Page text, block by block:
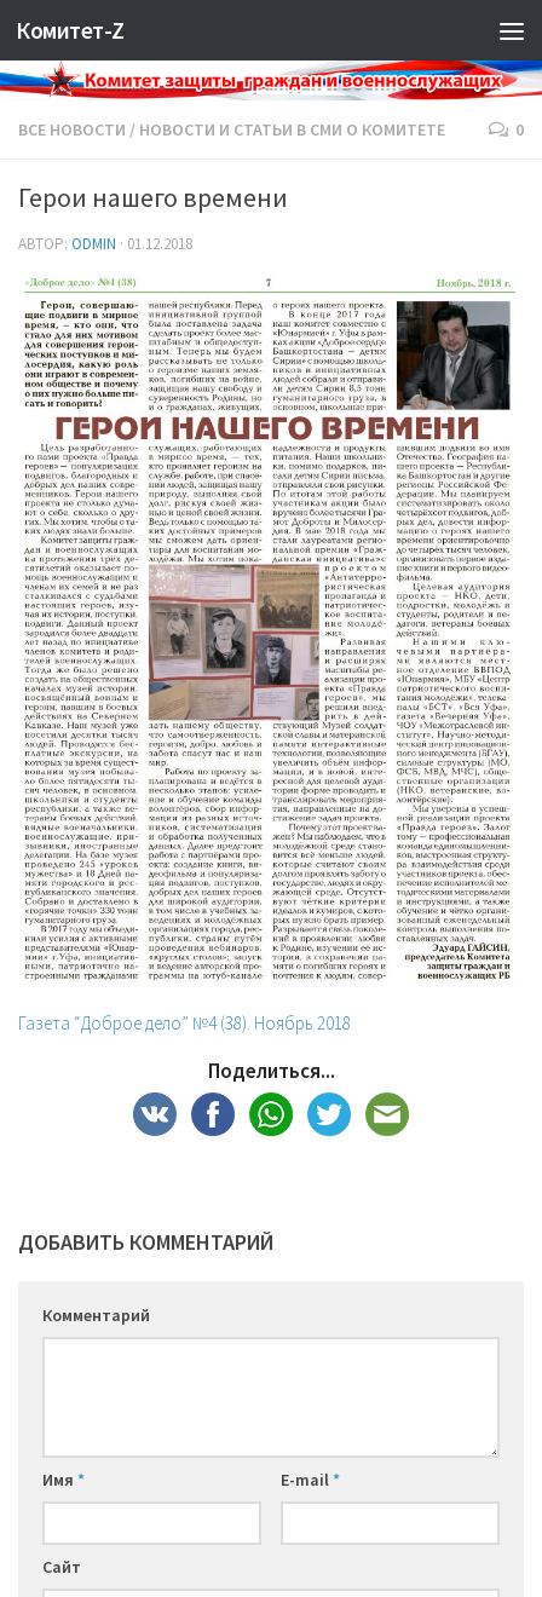
Комитет-Z
ВСЕ НОВОСТИ / НОВОСТИ И СТАТЬИ В СМИ О КОМИТЕТЕ 0
Герои нашего времени
АВТОР: ODMIN · 01.12.2018
Газета “Доброе дело” №4 (38). Ноябрь 2018
Поделиться...
ДОБАВИТЬ КОММЕНТАРИЙ
Комментарий
Имя * E-mail*
Сайт